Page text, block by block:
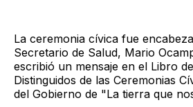
La ceremonia cívica fue
Secretario de Salud, Mario
escribió un mensaje en el Libro
Distinguidos de las Ceremonias
del Gobierno de "La tierra que